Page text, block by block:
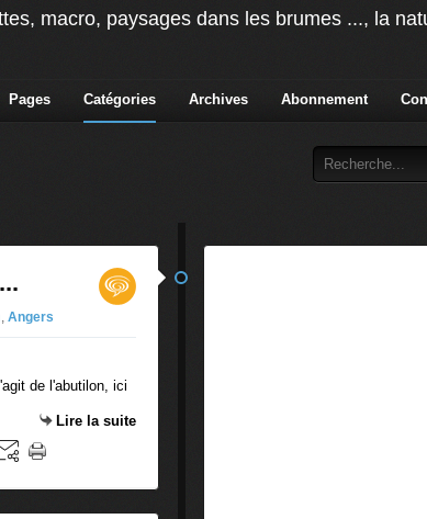
macro, paysages dans les brumes ..., la
Pages Catégories Archives Abonnement
Angers
de l'abutilon, ici
Lire la suite